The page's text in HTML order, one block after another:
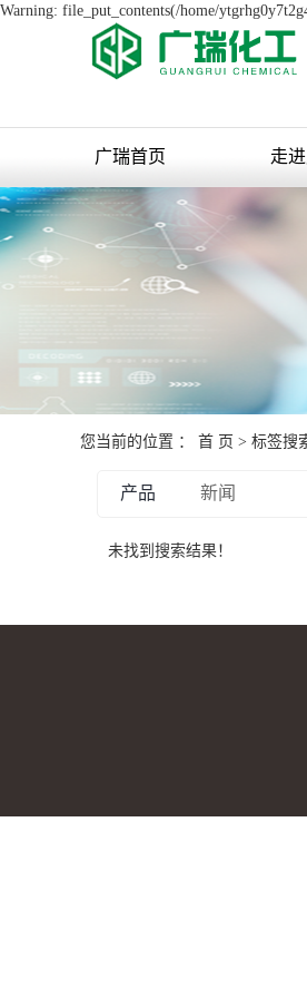
Warning: file_put_contents(/home/
广瑞首页 走
您当前的位置 ： 首 页 > 标签搜
产品 新闻
未找到搜索结果！